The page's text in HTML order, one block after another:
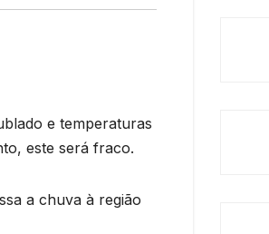
e temperaturas
este será fraco.
a chuva à região